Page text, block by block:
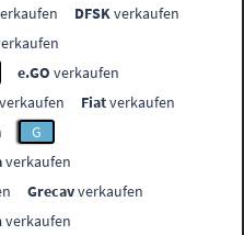
DFSKverkaufen
e.GO verkaufen
verkaufen Fiatverkaufen
G
verkaufen
Grecavverkaufen
verkaufen